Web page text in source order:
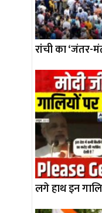
रांची का ‘जंतर-
लगे हाथ इन